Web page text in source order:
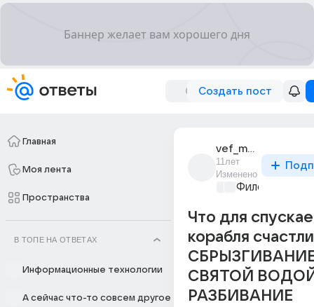
Создать пост
Главная
Моя лента
Пространства
В ТОПЕ НА ОТВЕТАХ
Информационные технологии
А сейчас что-то совсем другое
vef_m557
11лет
Изменено
Философский
Что для
корабля
СВЯТОЙ
РАЗБИВАНИЕ